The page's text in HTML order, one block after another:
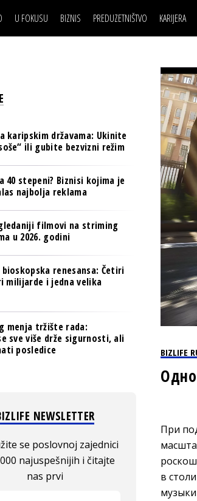
U FOKUSU BIZNIS
BANKE
OSIGURANJE
TECH I AI
BIZNIS & SPORT
PULS REGIONA
NOVO NA RAFU
PREDUZETNIŠTVO KARIJERA
LJUDI
MOJ
IZJAVA DANABIZNIS SCENA
BREND I KOMUNIKACIJE
OSIGURANJE
TECH I AI
PULS REGIONA
POSAO
MOJ
BIZLIFE
При
в
karipskim državama: Ukinite
ili gubite bezvizni režim
40 stepeni? Biznisi kojima je
najbolja reklama
filmovi na striming
u 2026. godini
renesansa: Četiri
milijarde i jedna velika
menja tržište rada:
sve više drže sigurnosti, ali
posledice
NEWSLETTER
se poslovnoj zajednici
najuspešnijih i čitajte
nas prvi